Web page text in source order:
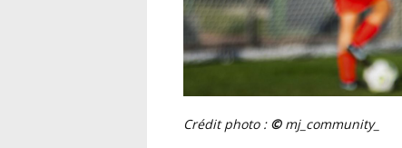
Crédit photo : © mj_community_